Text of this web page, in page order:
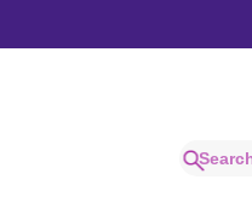
月分配型